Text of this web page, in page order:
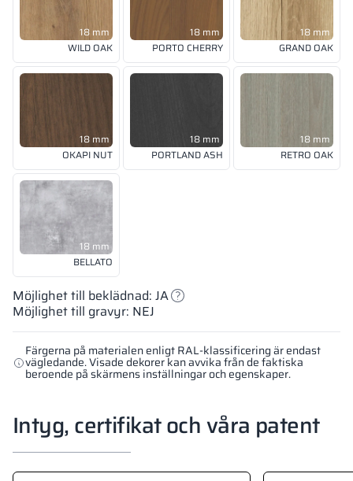
Färgerna på materialen enligt RAL-klassificering är endast
vägledande. Visade dekorer kan avvika från de faktiska
beroende på skärmens inställningar och egenskaper.
18 mm
WILD OAK
18 mm
PORTO CHERRY
18 mm
GRAND OAK
18 mm
OKAPI NUT
18 mm
PORTLAND ASH
18 mm
RETRO OAK
18 mm
BELLATO
Möjlighet till beklädnad: JA
Möjlighet till gravyr: NEJ
Intyg, certifikat och våra patent